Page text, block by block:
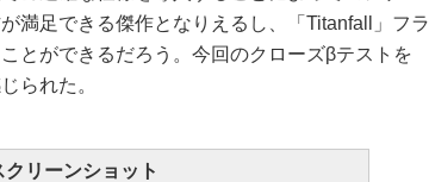
満足できる傑作となりえるし、「Titanfall」フラ
とができるだろう。今回のクローズβテストを
られた。
クリーンショット